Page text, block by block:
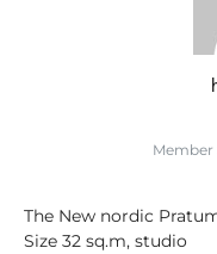
Member
The New nordic
Size 32 sq.m, studio